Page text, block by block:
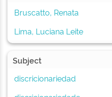
Bruscatto, Renata
Lima, Luciana Leite
Subject
discricionariedad